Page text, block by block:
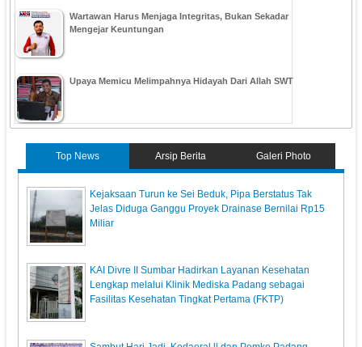
Wartawan Harus Menjaga Integritas, Bukan Sekadar
Mengejar Keuntungan
Upaya Memicu Melimpahnya Hidayah Dari Allah SWT
Top News Arsip Berita Galeri Photo
Kejaksaan Turun ke Sei Beduk, Pipa Berstatus Tak
Jelas Diduga Ganggu Proyek Drainase Bernilai Rp15
Miliar
KAI Divre II Sumbar Hadirkan Layanan Kesehatan
Lengkap melalui Klinik Mediska Padang sebagai
Fasilitas Kesehatan Tingkat Pertama (FKTP)